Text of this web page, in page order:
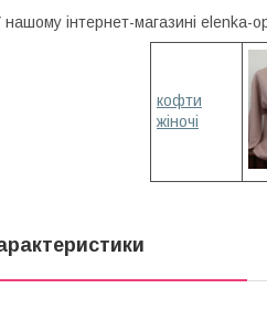
нашому інтернет-магазині elenka-
кофти
жіночі